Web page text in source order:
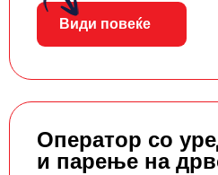
Види повеќе
Оператор со
и парење на